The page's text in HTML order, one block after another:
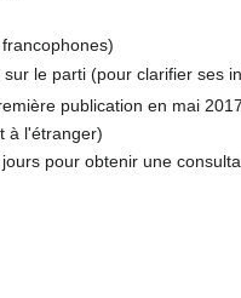
le parti (pour clarifier ses
publication en mai
à l'étranger)
pour obtenir une